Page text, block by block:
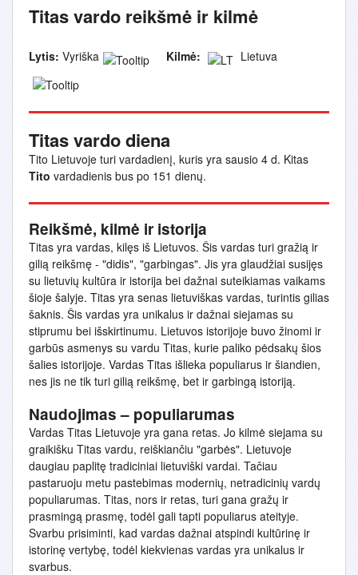
Titas vardo reikšmė ir kilmė
Lytis: Vyriška Kilmė: Lietuva
Titas vardo diena
Tito Lietuvoje turi vardadienį, kuris yra sausio 4 d. Kitas
Tito vardadienis bus po 151 dienų.
Reikšmė, kilmė ir istorija
Titas yra vardas, kilęs iš Lietuvos. Šis vardas turi gražią ir
gilią reikšmę - "didis", "garbingas". Jis yra glaudžiai susijęs
su lietuvių kultūra ir istorija bei dažnai suteikiamas vaikams
šioje šalyje. Titas yra senas lietuviškas vardas, turintis gilias
šaknis. Šis vardas yra unikalus ir dažnai siejamas su
stiprumu bei išskirtinumu. Lietuvos istorijoje buvo žinomi ir
garbūs asmenys su vardu Titas, kurie paliko pėdsakų šios
šalies istorijoje. Vardas Titas išlieka populiarus ir šiandien,
nes jis ne tik turi gilią reikšmę, bet ir garbingą istoriją.
Naudojimas – populiarumas
Vardas Titas Lietuvoje yra gana retas. Jo kilmė siejama su
graikišku Titas vardu, reiškiančiu "garbės". Lietuvoje
daugiau paplitę tradiciniai lietuviški vardai. Tačiau
pastaruoju metu pastebimas modernių, netradicinių vardų
populiarumas. Titas, nors ir retas, turi gana gražų ir
prasmingą prasmę, todėl gali tapti populiarus ateityje.
Svarbu prisiminti, kad vardas dažnai atspindi kultūrinę ir
istorinę vertybę, todėl kiekvienas vardas yra unikalus ir
svarbus.